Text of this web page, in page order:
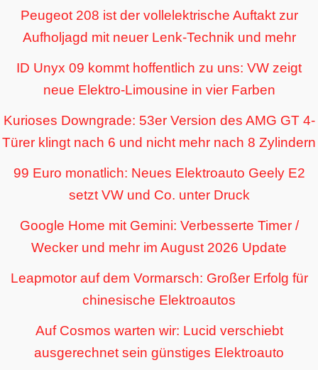
Peugeot 208 ist der vollelektrische Auftakt zur
Aufholjagd mit neuer Lenk-Technik und mehr
ID Unyx 09 kommt hoffentlich zu uns: VW zeigt
neue Elektro-Limousine in vier Farben
Kurioses Downgrade: 53er Version des AMG GT 4-
Türer klingt nach 6 und nicht mehr nach 8 Zylindern
99 Euro monatlich: Neues Elektroauto Geely E2
setzt VW und Co. unter Druck
Google Home mit Gemini: Verbesserte Timer /
Wecker und mehr im August 2026 Update
Leapmotor auf dem Vormarsch: Großer Erfolg für
chinesische Elektroautos
Auf Cosmos warten wir: Lucid verschiebt
ausgerechnet sein günstiges Elektroauto